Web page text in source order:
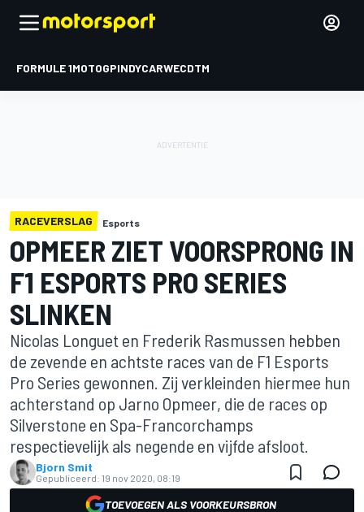
FORMULE 1MOTOGPINDYCARWECDTM
RACEVERSLAG Esports
OPMEER ZIET VOORSPRONG IN
F1 ESPORTS PRO SERIES
SLINKEN
Nicolas Longuet en Frederik Rasmussen hebben
de zevende en achtste races van de F1 Esports
Pro Series gewonnen. Zij verkleinden hiermee hun
achterstand op Jarno Opmeer, die de races op
Silverstone en Spa-Francorchamps
respectievelijk als negende en vijfde afsloot.
Bjorn Smit
Gepubliceerd: 19 nov 2020, 08:19
TOEVOEGEN ALS VOORKEURSBRON